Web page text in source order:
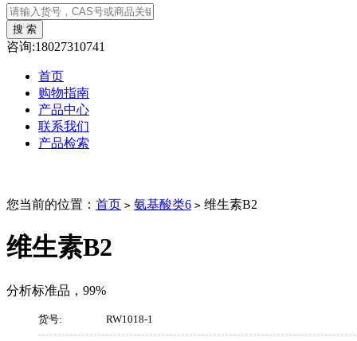
咨询:18027310741
首页
购物指南
产品中心
联系我们
产品检索
您当前的位置： 首页 > 氨基酸类6 > 维生素B2
维生素B2
分析标准品，99%
货号: RW1018-1